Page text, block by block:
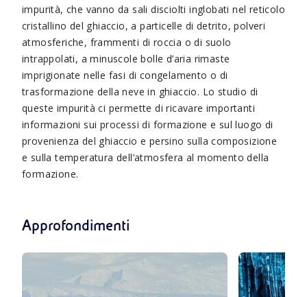
impurità, che vanno da sali disciolti inglobati nel reticolo
cristallino del ghiaccio, a particelle di detrito, polveri
atmosferiche, frammenti di roccia o di suolo
intrappolati, a minuscole bolle d’aria rimaste
imprigionate nelle fasi di congelamento o di
trasformazione della neve in ghiaccio. Lo studio di
queste impurità ci permette di ricavare importanti
informazioni sui processi di formazione e sul luogo di
provenienza del ghiaccio e persino sulla composizione
e sulla temperatura dell’atmosfera al momento della
formazione.
Approfondimenti